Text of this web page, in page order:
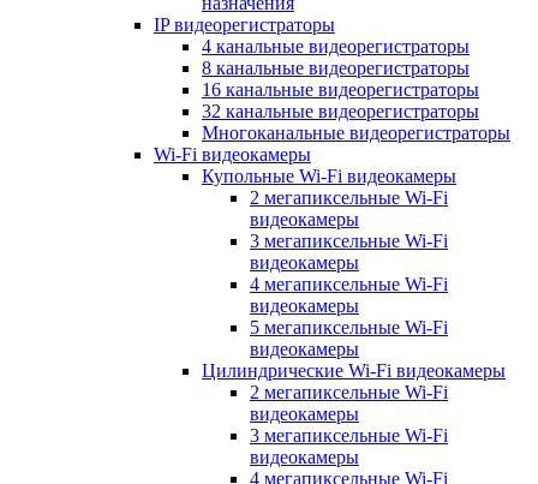
IP видеорегистраторы
4 канальные видеорегистраторы
8 канальные видеорегистраторы
16 канальные видеорегистраторы
32 канальные видеорегистраторы
Многоканальные видеорегистраторы
Wi-Fi видеокамеры
Купольные Wi-Fi видеокамеры
2 мегапиксельные Wi-Fi
видеокамеры
3 мегапиксельные Wi-Fi
видеокамеры
4 мегапиксельные Wi-Fi
видеокамеры
5 мегапиксельные Wi-Fi
видеокамеры
Цилиндрические Wi-Fi видеокамеры
2 мегапиксельные Wi-Fi
видеокамеры
3 мегапиксельные Wi-Fi
видеокамеры
4 мегапиксельные Wi-Fi